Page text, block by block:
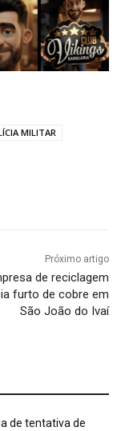
MILITAR
Próximo artigo
de reciclagem
furto de cobre em
São João do Ivaí
de tentativa de